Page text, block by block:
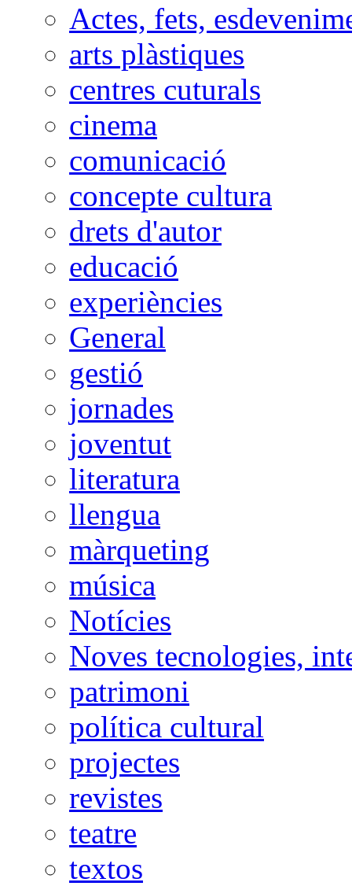
Actes, fets,
arts plàstiques
centres cuturals
cinema
comunicació
concepte cultura
drets d'autor
educació
experiències
General
gestió
jornades
joventut
literatura
llengua
màrqueting
música
Notícies
Noves tecnologies,
patrimoni
política cultural
projectes
revistes
teatre
textos